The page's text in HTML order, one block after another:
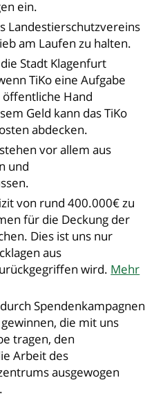
ein.
Landestierschutzvereins
am Laufen zu halten.
Stadt Klagenfurt
TiKo eine Aufgabe
Hand
Geld kann das TiKo
abdecken.
vor allem aus
und
von rund 400.000€ zu
für die Deckung der
Dies ist uns nur
aus
wird. Mehr
Spendenkampagnen
die mit uns
tragen, den
Arbeit des
ausgewogen